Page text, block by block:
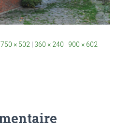
750 × 502 | 360 × 240 | 900 × 602